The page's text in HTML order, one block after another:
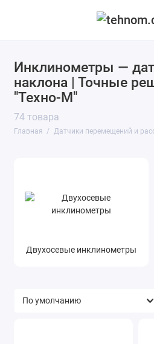
Инклинометры —
наклона | Точные
"Техно-М"
74 товара
Главная Датчики перемещений и
Датчики и
перемещений
Индуктивные датчики
Инклинометры - датчики
Показать все
Двухосевые инклинометры